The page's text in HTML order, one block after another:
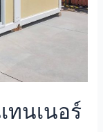
นเนอร์